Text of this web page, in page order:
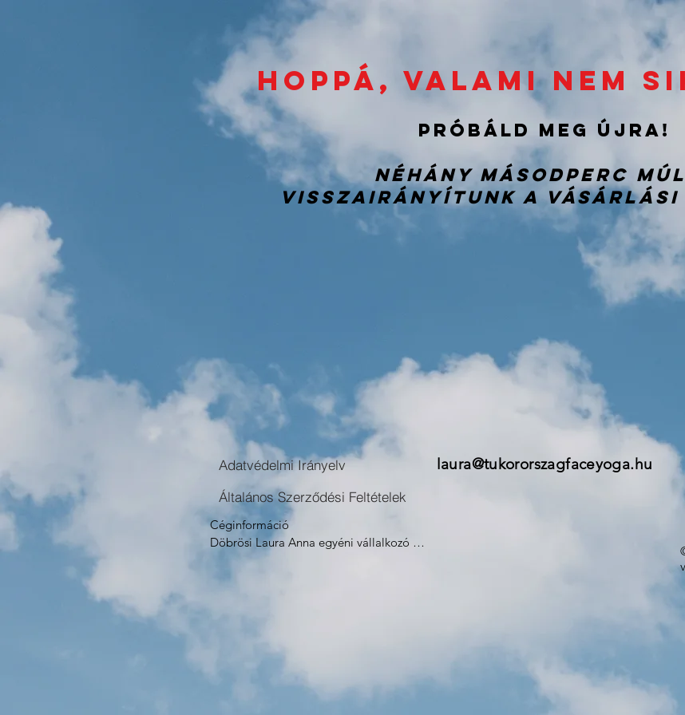
Hoppá, valami nem
Próbáld meg újra!
Néhány másodperc
visszairányítunk a
Adatvédelmi Irányelv laura@tukororszagfaceyoga.hu
Általános Szerződési Feltételek
Céginformáció
Döbrösi Laura Anna egyéni vállalkozó
2092. Budakeszi, Kenderföld utca 5/b. Magyarország